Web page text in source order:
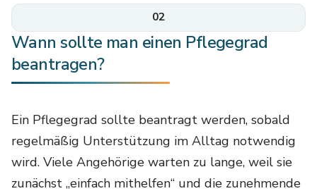
02
Wann sollte man einen Pflegegrad
beantragen?
Ein Pflegegrad sollte beantragt werden, sobald
regelmäßig Unterstützung im Alltag notwendig
wird. Viele Angehörige warten zu lange, weil sie
zunächst „einfach mithelfen“ und die zunehmende